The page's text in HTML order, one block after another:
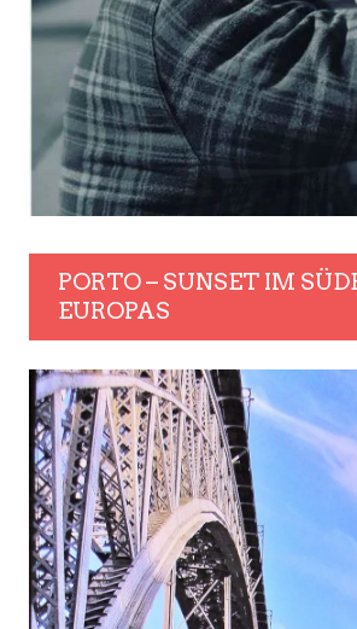
PORTO – SUNSET IM
EUROPAS